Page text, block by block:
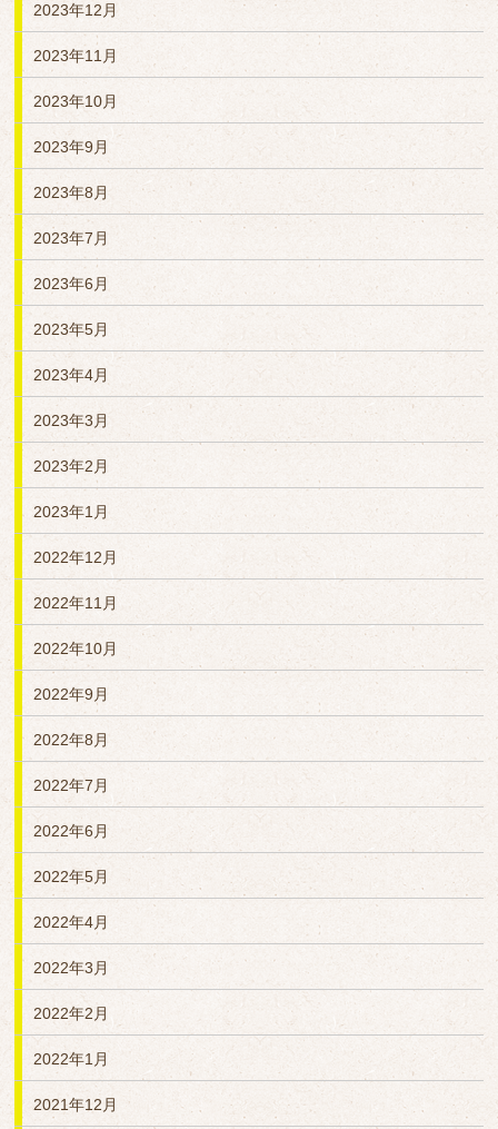
2023年12月
2023年11月
2023年10月
2023年9月
2023年8月
2023年7月
2023年6月
2023年5月
2023年4月
2023年3月
2023年2月
2023年1月
2022年12月
2022年11月
2022年10月
2022年9月
2022年8月
2022年7月
2022年6月
2022年5月
2022年4月
2022年3月
2022年2月
2022年1月
2021年12月